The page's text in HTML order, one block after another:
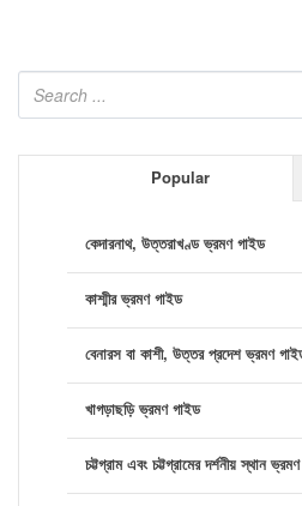
Popular
কেদারনাথ, উত্তরাখণ্ড ভ্রমণ গাইড
কাশ্মীর ভ্রমণ গাইড
বেনারস বা কাশী, উত্তর প্রদেশ ভ্রমণ
খাগড়াছড়ি ভ্রমণ গাইড
চট্টগ্রাম এবং চট্টগ্রামের দর্শনীয় স্থান